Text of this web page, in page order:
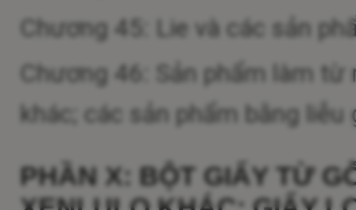
Chương 45: Lie và các sản
Chương 46: Sản phẩm làm
khác; các sản phẩm bằng liễu
PHẦN X: BỘT GIẤY TỪ